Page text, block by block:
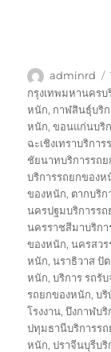
ผู้
เขียน
adminrd
กรุงเทพมหานคร
หนัก, กาฬสินธุ์บริ
หนัก,ขอนแก่นบริ
ฉะเชิงเทราบริกา
ชัยนาทบริการรถ
บริการรถยกของห
ของหนัก, ตากบริ
นครปฐมบริการร
นครราชสีมาบริก
ของหนัก,นครสว
หนัก,นราธิวาส ปั
หนัก,บริการ รถรั
รถยกของหนัก,บริ
โรงงาน,บึงกาฬบ
ปทุมธานีบริการร
หนัก,ปราจีนบุรีบ